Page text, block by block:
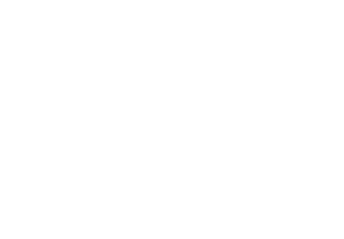
さい。
れるも
くださ
売店・
ること
酸ジブチ
、
する
を講じ
製造装